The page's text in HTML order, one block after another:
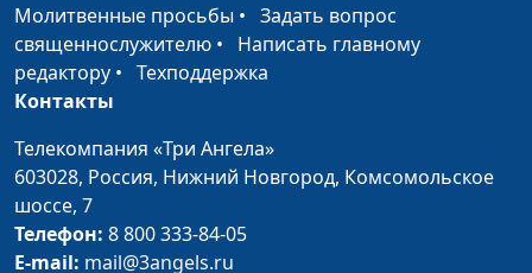
часть)
священнослужитель
Книга Руфь
Вениамин Дашкевич,
Книга Судей
Вениамин Дашкевич,
священнослужитель
Книга Иисуса Навина
Молитвенные просьбы • Задать вопрос
священнослужителю • Написать главному
редактору • Техподдержка
Контакты
Телекомпания «Три Ангела»
603028, Россия, Нижний Новгород, Комсомольское
шоссе, 7
Телефон: 8 800 333-84-05
E-mail: mail@3angels.ru